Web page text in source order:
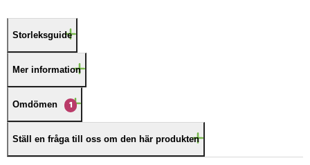
Storleksguide
Mer information
Omdömen 1
Ställ en fråga till oss om den här produkten